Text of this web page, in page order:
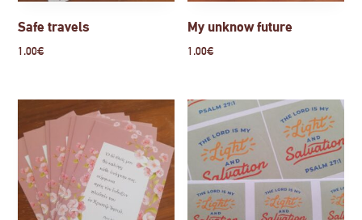
Safe travels
1.00€
My unknow future
1.00€